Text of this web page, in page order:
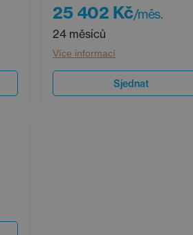
25 402 Kč/měs.
24 měsíců
Více informací
Sjednat